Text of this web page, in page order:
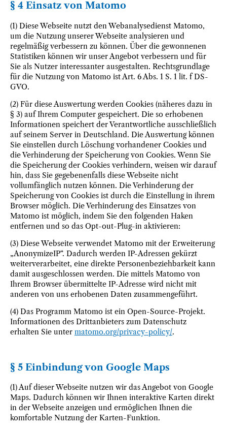
§ 4 Einsatz von Matomo
(1) Diese Webseite nutzt den Webanalysedienst Matomo,
um die Nutzung unserer Webseite analysieren und
regelmäßig verbessern zu können. Über die gewonnenen
Statistiken können wir unser Angebot verbessern und für
Sie als Nutzer interessanter ausgestalten. Rechtsgrundlage
für die Nutzung von Matomo ist Art. 6 Abs. 1 S. 1 lit. f DS-
GVO.
(2) Für diese Auswertung werden Cookies (näheres dazu in
§ 3) auf Ihrem Computer gespeichert. Die so erhobenen
Informationen speichert der Verantwortliche ausschließlich
auf seinem Server in Deutschland. Die Auswertung können
Sie einstellen durch Löschung vorhandener Cookies und
die Verhinderung der Speicherung von Cookies. Wenn Sie
die Speicherung der Cookies verhindern, weisen wir darauf
hin, dass Sie gegebenenfalls diese Webseite nicht
vollumfänglich nutzen können. Die Verhinderung der
Speicherung von Cookies ist durch die Einstellung in ihrem
Browser möglich. Die Verhinderung des Einsatzes von
Matomo ist möglich, indem Sie den folgenden Haken
entfernen und so das Opt-out-Plug-in aktivieren:
(3) Diese Webseite verwendet Matomo mit der Erweiterung
„AnonymizeIP“. Dadurch werden IP-Adressen gekürzt
weiterverarbeitet, eine direkte Personenbeziehbarkeit kann
damit ausgeschlossen werden. Die mittels Matomo von
Ihrem Browser übermittelte IP-Adresse wird nicht mit
anderen von uns erhobenen Daten zusammengeführt.
(4) Das Programm Matomo ist ein Open-Source-Projekt.
Informationen des Drittanbieters zum Datenschutz
erhalten Sie unter matomo.org/privacy-policy/.
§ 5 Einbindung von Google Maps
(1) Auf dieser Webseite nutzen wir das Angebot von Google
Maps. Dadurch können wir Ihnen interaktive Karten direkt
in der Webseite anzeigen und ermöglichen Ihnen die
komfortable Nutzung der Karten-Funktion.